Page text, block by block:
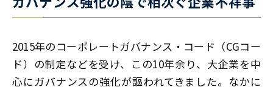
2015年のコーポレートガバナンス・コード（CGコー
ド）の制定などを受け、この10年余り、大企業を中
心にガバナンスの強化が謳われてきました。なかに